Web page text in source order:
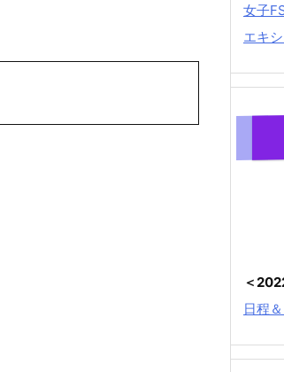
女子
エキ
＜
日程